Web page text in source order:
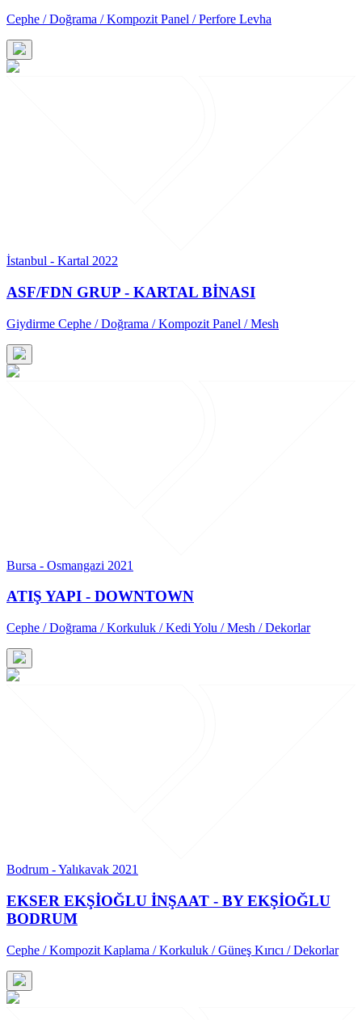
Cephe / Doğrama / Kompozit Panel / Perfore Levha
İstanbul - Kartal 2022
ASF/FDN GRUP - KARTAL BİNASI
Giydirme Cephe / Doğrama / Kompozit Panel / Mesh
Bursa - Osmangazi 2021
ATIŞ YAPI - DOWNTOWN
Cephe / Doğrama / Korkuluk / Kedi Yolu / Mesh / Dekorlar
Bodrum - Yalıkavak 2021
EKSER EKŞİOĞLU İNŞAAT - BY EKŞİOĞLU
BODRUM
Cephe / Kompozit Kaplama / Korkuluk / Güneş Kırıcı / Dekorlar